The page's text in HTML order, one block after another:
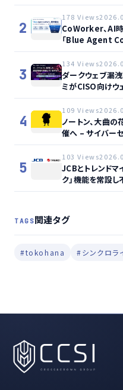
2
178 Views
CoWorker、AI
「Blue Agent
3
134 Views
ダークウェブ漏
ミがCISO向けウ
4
109 Views
ノートン、大曲の
催へ – サイバー
5
103 Views
JCBとトレンドマ
ク」機能を常設
TAGS関連タグ
#tokohana #シンクロラ